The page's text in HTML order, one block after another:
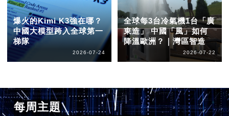
爆火的Kimi K3強在哪？
中國大模型跨入全球第一
梯隊
2026-07-24
全球每3台冷氣機1台「廣
東造」 中國「風」如何
降溫歐洲？｜灣區智造
2026-07-22
每周主題